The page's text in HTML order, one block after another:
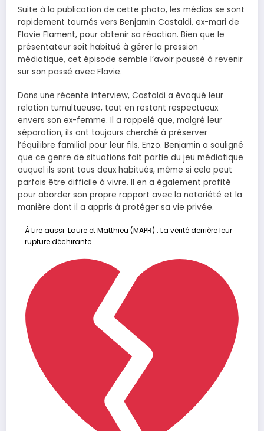
Suite à la publication de cette photo, les médias se sont
rapidement tournés vers Benjamin Castaldi, ex-mari de
Flavie Flament, pour obtenir sa réaction. Bien que le
présentateur soit habitué à gérer la pression
médiatique, cet épisode semble l’avoir poussé à revenir
sur son passé avec Flavie.
Dans une récente interview, Castaldi a évoqué leur
relation tumultueuse, tout en restant respectueux
envers son ex-femme. Il a rappelé que, malgré leur
séparation, ils ont toujours cherché à préserver
l’équilibre familial pour leur fils, Enzo. Benjamin a souligné
que ce genre de situations fait partie du jeu médiatique
auquel ils sont tous deux habitués, même si cela peut
parfois être difficile à vivre. Il en a également profité
pour aborder son propre rapport avec la notoriété et la
manière dont il a appris à protéger sa vie privée.
À Lire aussi Laure et Matthieu (MAPR) : La vérité derrière leur
rupture déchirante